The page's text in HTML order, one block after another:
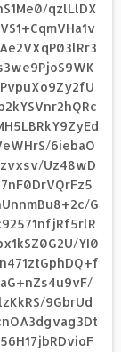
qzlLlDX
6iebaO
Uz48wD
G
YI0
9GbrUd